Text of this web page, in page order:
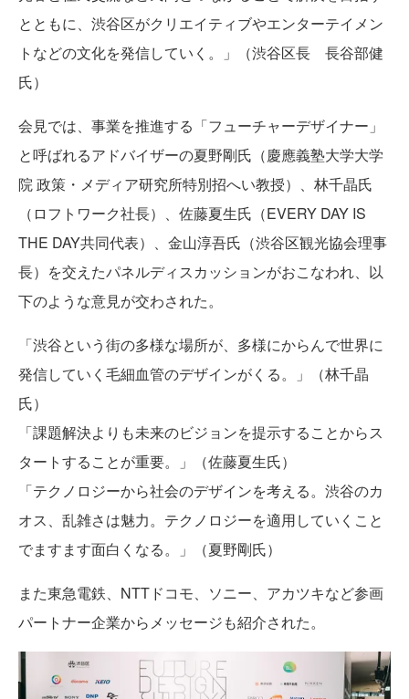
とともに、渋谷区がクリエイティブやエンターテイメン
トなどの文化を発信していく。」（渋谷区長 長谷部健
氏）
会見では、事業を推進する「フューチャーデザイナー」
と呼ばれるアドバイザーの夏野剛氏（慶應義塾大学大学
院 政策・メディア研究所特別招へい教授）、林千晶氏
（ロフトワーク社長）、佐藤夏生氏（EVERY DAY IS
THE DAY共同代表）、金山淳吾氏（渋谷区観光協会理事
長）を交えたパネルディスカッションがおこなわれ、以
下のような意見が交わされた。
「渋谷という街の多様な場所が、多様にからんで世界に
発信していく毛細血管のデザインがくる。」（林千晶
氏）
「課題解決よりも未来のビジョンを提示することからス
タートすることが重要。」（佐藤夏生氏）
「テクノロジーから社会のデザインを考える。渋谷のカ
オス、乱雑さは魅力。テクノロジーを適用していくこと
でますます面白くなる。」（夏野剛氏）
また東急電鉄、NTTドコモ、ソニー、アカツキなど参画
パートナー企業からメッセージも紹介された。